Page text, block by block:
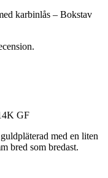
karbinlås – Bokstav
GF
med en liten
bred som bredast.